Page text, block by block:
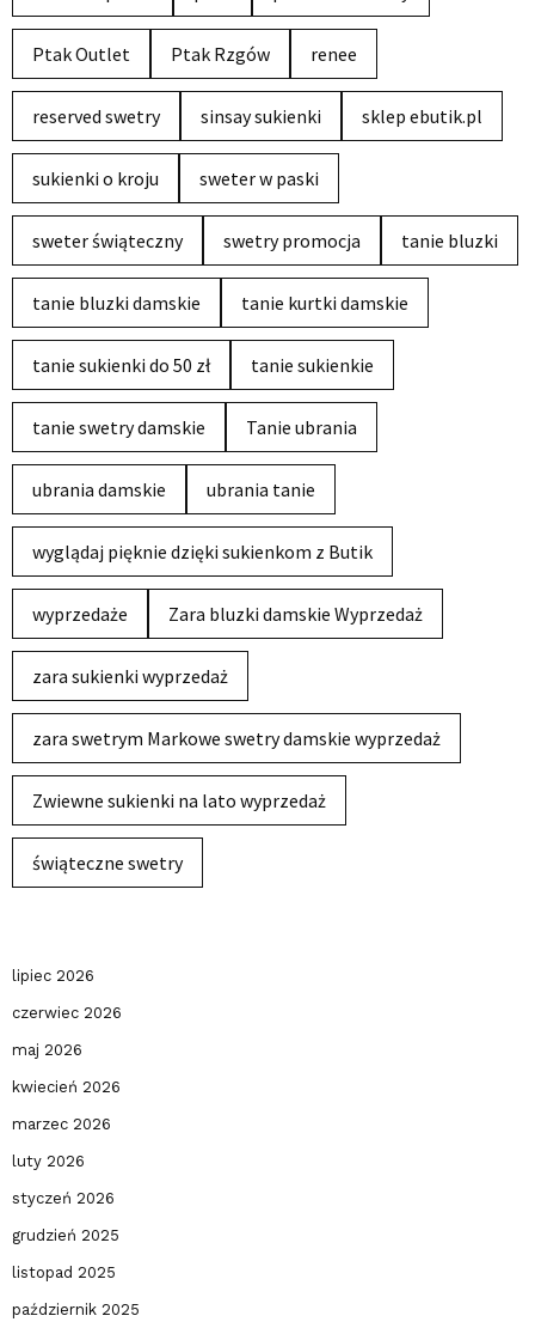
Ptak Outlet Ptak Rzgów renee
reserved swetry sinsay sukienki sklep ebutik.pl
sukienki o kroju sweter w paski
sweter świąteczny swetry promocja tanie bluzki
tanie bluzki damskie tanie kurtki damskie
tanie sukienki do 50 zł tanie sukienkie
tanie swetry damskie Tanie ubrania
ubrania damskie ubrania tanie
wyglądaj pięknie dzięki sukienkom z Butik
wyprzedaże Zara bluzki damskie Wyprzedaż
zara sukienki wyprzedaż
zara swetrym Markowe swetry damskie wyprzedaż
Zwiewne sukienki na lato wyprzedaż
świąteczne swetry
lipiec 2026
czerwiec 2026
maj 2026
kwiecień 2026
marzec 2026
luty 2026
styczeń 2026
grudzień 2025
listopad 2025
październik 2025